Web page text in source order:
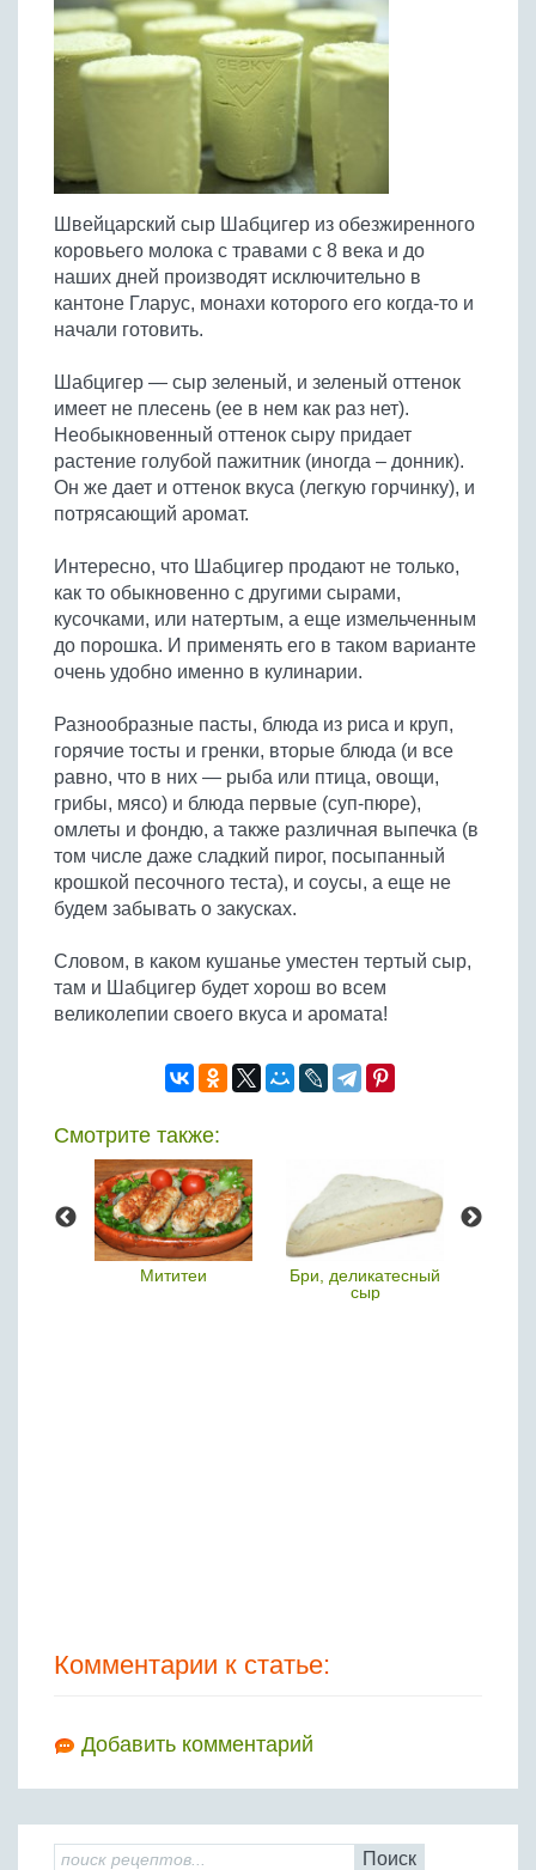
Из яиц и другие
Холодные супы
Супы-пюре
Молочные супы
Отварное мясо
Запеченное мясо
Из мясного фарша
Из субпродуктов
Жареная рыба
Отварная и паровая
Запеченная рыба
Из рыбного фарша
Морепродукты
Суши и роллы
Вся птица
Жареная птица
Отварная птица
Запеченная птица
Тушеная птица
Из фарша птицы
Из субпродуктов птицы
Овощи
Жареные овощи
Отварные овощи
Тушеные овощи
Запеченные овощи
Торты и пирожные
Пироги и пирожки
Кексы и маффины
Печенье и булочки
Блины и оладьи
Пиццы
Кремы
Все соусы
Соусы к мясу
Соусы к рыбе
Соусы к овощам
Все напитки
Алкогольные напитки
Безалкогольные напитки
Заготовки
Все заготовки
Ягоды и фрукты
Овощи
Грибы
Другие заготовки
Десерты
Десерты
Молочные продукты
Пельмени, вареники
Макароны
Грибы
Яйца
Крупы
Швейцарский сыр Шабцигер из обезжиренного
коровьего молока с травами с 8 века и до
наших дней производят исключительно в
кантоне Гларус, монахи которого его когда-то и
начали готовить.
Шабцигер — сыр зеленый, и зеленый оттенок
имеет не плесень (ее в нем как раз нет).
Необыкновенный оттенок сыру придает
растение голубой пажитник (иногда – донник).
Он же дает и оттенок вкуса (легкую горчинку), и
потрясающий аромат.
Интересно, что Шабцигер продают не только,
как то обыкновенно с другими сырами,
кусочками, или натертым, а еще измельченным
до порошка. И применять его в таком варианте
очень удобно именно в кулинарии.
Разнообразные пасты, блюда из риса и круп,
горячие тосты и гренки, вторые блюда (и все
равно, что в них — рыба или птица, овощи,
грибы, мясо) и блюда первые (суп-пюре),
омлеты и фондю, а также различная выпечка (в
том числе даже сладкий пирог, посыпанный
крошкой песочного теста), и соусы, а еще не
будем забывать о закусках.
Словом, в каком кушанье уместен тертый сыр,
там и Шабцигер будет хорош во всем
великолепии своего вкуса и аромата!
Смотрите также:
Мититеи
Бри, деликатесный
сыр
Комментарии к статье:
Добавить комментарий
Поиск